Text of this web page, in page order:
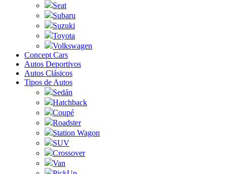
Seat
Subaru
Suzuki
Toyota
Volkswagen
Concept Cars
Autos Deportivos
Autos Clásicos
Tipos de Autos
Sedán
Hatchback
Coupé
Roadster
Station Wagon
SUV
Crossover
Van